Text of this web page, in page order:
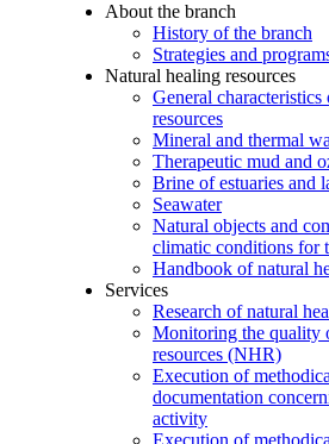
About the branch
History of the branch
Strategies and
Natural healing resources
General
resources
Mineral and thermal
Therapeutic mud and
Brine of estuaries and
Seawater
Natural objects and
climatic conditions for
Handbook of natural
Services
Research of natural
Monitoring the quality
resources (NHR)
Execution of
documentation
activity
Execution of